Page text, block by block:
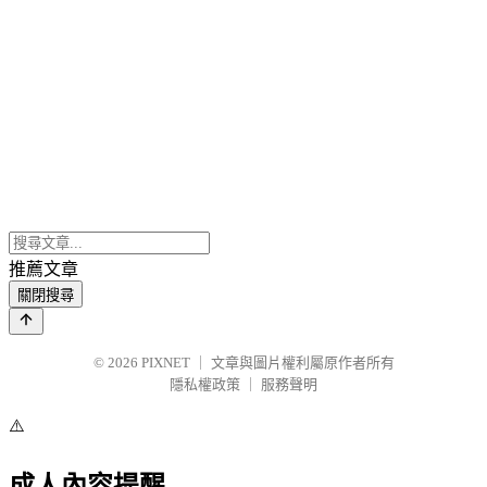
推薦文章
關閉搜尋
© 2026 PIXNET
文章與圖片權利屬原作者所有
隱私權政策
服務聲明
⚠️